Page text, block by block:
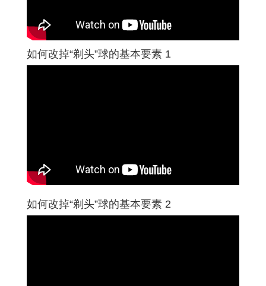
如何改掉“剃头”球的基本要素 1
如何改掉“剃头”球的基本要素 2